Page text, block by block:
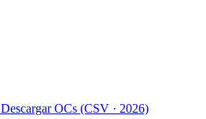
Descargar OCs (CSV · 2026)